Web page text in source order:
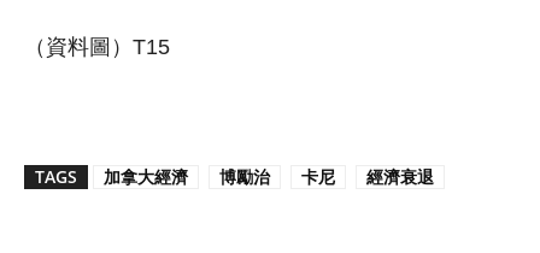
（資料圖）T15
TAGS 加拿大經濟 博勵治 卡尼 經濟衰退